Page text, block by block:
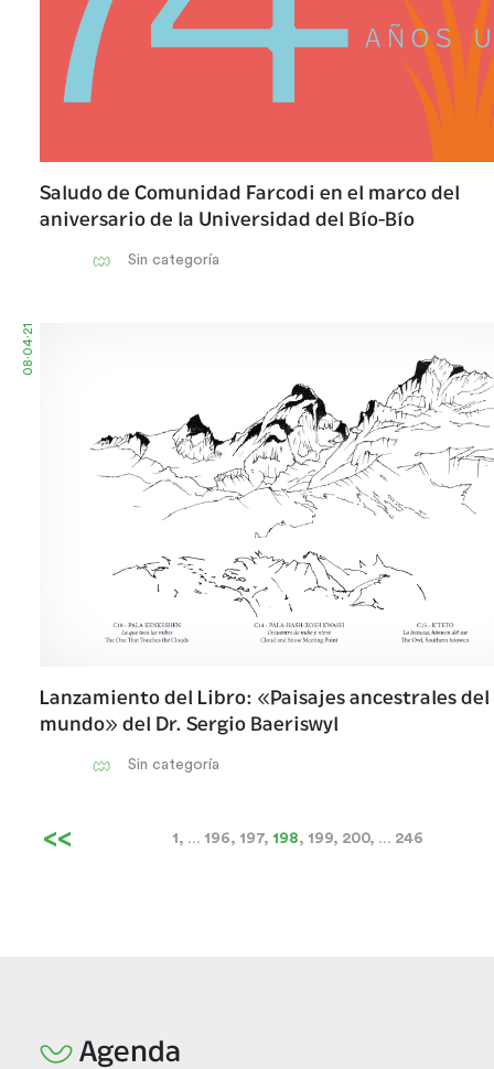
Saludo de Comunidad Farcodi en el marco del
aniversario de la Universidad del Bío-Bío
Sin categoría
Lanzamiento del Libro: «Paisajes ancestrales
mundo» del Dr. Sergio Baeriswyl
Sin categoría
08·04·21
<< 1 … 196 197 198 199 200 … 246
Agenda